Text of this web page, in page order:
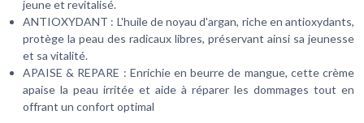
jeune et revitalisé.
ANTIOXYDANT : L'huile de noyau d'argan, riche en antioxydants,
protège la peau des radicaux libres, préservant ainsi sa jeunesse
et sa vitalité.
APAISE & REPARE : Enrichie en beurre de mangue, cette crème
apaise la peau irritée et aide à réparer les dommages tout en
offrant un confort optimal